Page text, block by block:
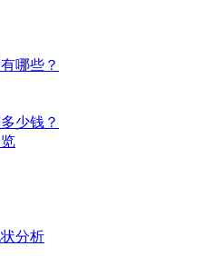
哪些？
少钱？
分析